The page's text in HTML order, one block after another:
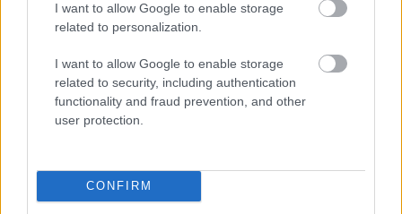
I want to allow Google to enable storage
related to personalization.
I want to allow Google to enable storage
related to security, including authentication
functionality and fraud prevention, and other
user protection.
CONFIRM
Olvastad már?